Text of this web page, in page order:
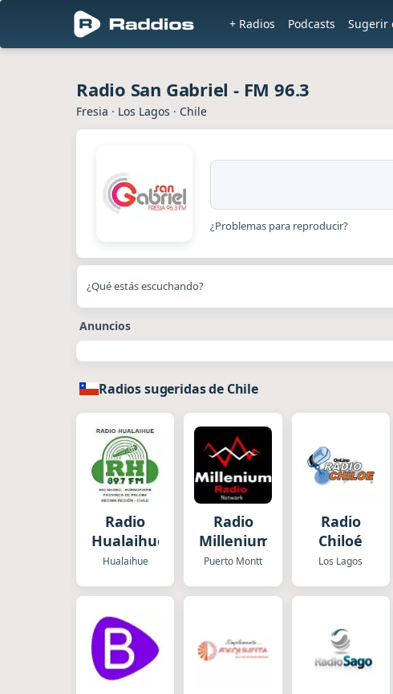
+ Radios Podcasts Sugerir
Radio San Gabriel - FM 96.3
Fresia · Los Lagos · Chile
¿Problemas para reproducir?
¿Qué estás escuchando?
Anuncios
Radios sugeridas de Chile
Radio
Hualaihué
Hualaihue
Radio
Millenium
Puerto Montt
Radio
Chiloé
Los Lagos